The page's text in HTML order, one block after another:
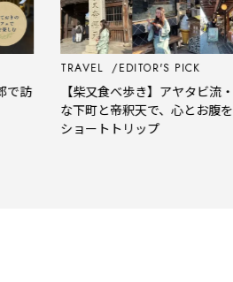
TRAVEL EDITOR'S PICK
【柴又食べ歩き】アヤタビ流・レトロ
な下町と帝釈天で、心とお腹を満たす
ショートトリップ